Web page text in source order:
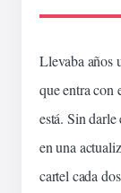
Llevaba años
queentracon
está. Sindarle
en una
cartel cada